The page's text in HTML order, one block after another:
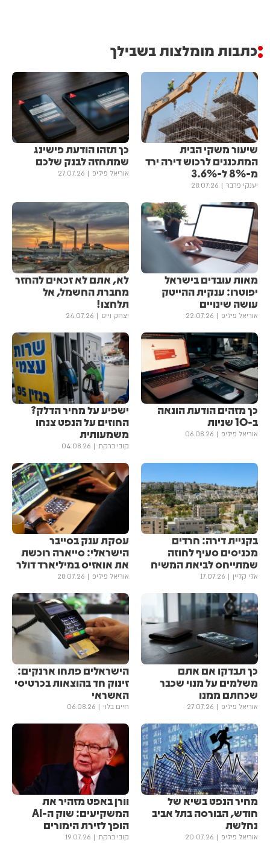
כתבות מומלצות בשבילך
שיעור משקי הבית
המתכננים לרכוש דירה ירד
מ-8% ל-3.6%
יענקי פרבר 28.07.26
כך תזהו הודעת פישינג
שמתחזה לבנק שלכם
אוריאל פיליפ 27.07.26
מאות עובדים בישראל
יפוטרו: ענקית ההייטק
עושה שינויים
אוריאל פיליפ 22.07.26
לא, אתם לא זכאים להחזר
מחברת החשמל, אל
תלחצו!
יצחק וייס 24.07.26
כך מזהים הודעת הונאה
ב-10 שניות
אוריאל פיליפ 06.08.26
ישפיע על מחיר הדלק?
החוזים על הנפט צנחו
משמעותית
קובי ברקת 04.08.26
בקניית דירה: חרדים
מכניסים סעיף לחוזה
שמתייחס לביאת המשיח
אלי קליין 17.07.26
עסקת ענק בסייבר
הישראלי: סייארה רוכשת
את אואזיס במיליארד דולר
אוריאל פיליפ 28.07.26
כך תבדקו אם אתם
משלמים על מנוי שכבר
שכחתם ממנו
אוריאל פיליפ 27.07.26
הישראלים פתחו ארנקים:
זינוק חד בהוצאות בכרטיסי
האשראי
חיים בלוי 06.08.26
מחיר הנפט בשיא של
חודש, הבורסה בתל אביב
נחלשת
אוריאל פיליפ 20.07.26
וורן באפט מזהיר את
המשקיעים: שוק ה-AI
הופך לזירת הימורים
קובי ברקת 19.07.26